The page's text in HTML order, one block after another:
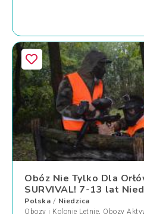
Obóz Nie Tylko Dla
SURVIVAL! 7-13 lat
Polska / Niedzica
Obozy i Kolonie Letnie, Obozy